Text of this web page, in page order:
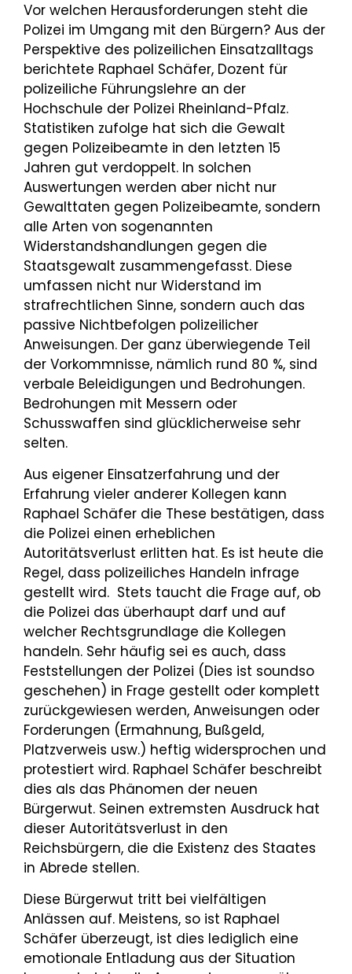
Vor welchen Herausforderungen steht die
Polizei im Umgang mit den Bürgern? Aus der
Perspektive des polizeilichen Einsatzalltags
berichtete Raphael Schäfer, Dozent für
polizeiliche Führungslehre an der
Hochschule der Polizei Rheinland-Pfalz.
Statistiken zufolge hat sich die Gewalt
gegen Polizeibeamte in den letzten 15
Jahren gut verdoppelt. In solchen
Auswertungen werden aber nicht nur
Gewalttaten gegen Polizeibeamte, sondern
alle Arten von sogenannten
Widerstandshandlungen gegen die
Staatsgewalt zusammengefasst. Diese
umfassen nicht nur Widerstand im
strafrechtlichen Sinne, sondern auch das
passive Nichtbefolgen polizeilicher
Anweisungen. Der ganz überwiegende Teil
der Vorkommnisse, nämlich rund 80 %, sind
verbale Beleidigungen und Bedrohungen.
Bedrohungen mit Messern oder
Schusswaffen sind glücklicherweise sehr
selten.
Aus eigener Einsatzerfahrung und der
Erfahrung vieler anderer Kollegen kann
Raphael Schäfer die These bestätigen, dass
die Polizei einen erheblichen
Autoritätsverlust erlitten hat. Es ist heute die
Regel, dass polizeiliches Handeln infrage
gestellt wird. Stets taucht die Frage auf, ob
die Polizei das überhaupt darf und auf
welcher Rechtsgrundlage die Kollegen
handeln. Sehr häufig sei es auch, dass
Feststellungen der Polizei (Dies ist soundso
geschehen) in Frage gestellt oder komplett
zurückgewiesen werden, Anweisungen oder
Forderungen (Ermahnung, Bußgeld,
Platzverweis usw.) heftig widersprochen und
protestiert wird. Raphael Schäfer beschreibt
dies als das Phänomen der neuen
Bürgerwut. Seinen extremsten Ausdruck hat
dieser Autoritätsverlust in den
Reichsbürgern, die die Existenz des Staates
in Abrede stellen.
Diese Bürgerwut tritt bei vielfältigen
Anlässen auf. Meistens, so ist Raphael
Schäfer überzeugt, ist dies lediglich eine
emotionale Entladung aus der Situation